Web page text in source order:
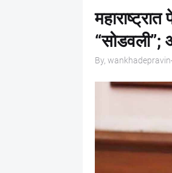
“सोडवली”;
By, wankhadepravin